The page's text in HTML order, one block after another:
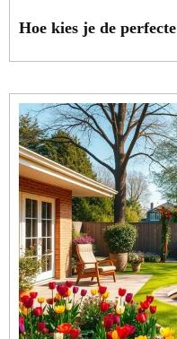
Hoe kies je de